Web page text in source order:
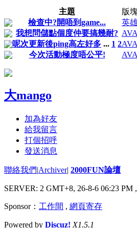
主題 版塊
檢查中?開唔到game...
英
我想問儲點個度仲要搞幾耐?
呢次更新後ping高左好多 ... 1 2
今次活動極度唔公平!
大mango
加為好友
給我留言
打個招呼
發送消息
聯絡我們|Archiver| 2000FUN論壇
SERVER: 2 GMT+8, 26-8-6 06:23 PM
Sponsor： 工作間 , 網頁寄存
Powered by Discuz! X1.5.1